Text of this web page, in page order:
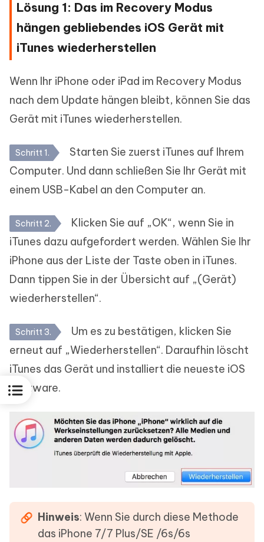
Lösung 1: Das im Recovery Modus
hängen gebliebendes iOS Gerät mit
iTunes wiederherstellen
Wenn Ihr iPhone oder iPad im Recovery Modus
nach dem Update hängen bleibt, können Sie das
Gerät mit iTunes wiederherstellen.
Schritt 1.
Starten Sie zuerst iTunes auf Ihrem
Computer. Und dann schließen Sie Ihr Gerät mit
einem USB-Kabel an den Computer an.
Schritt 2.
Klicken Sie auf „OK“, wenn Sie in
iTunes dazu aufgefordert werden. Wählen Sie Ihr
iPhone aus der Liste der Taste oben in iTunes.
Dann tippen Sie in der Übersicht auf „(Gerät)
wiederherstellen“.
Schritt 3.
Um es zu bestätigen, klicken Sie
erneut auf „Wiederherstellen“. Daraufhin löscht
iTunes das Gerät und installiert die neueste iOS
Software.
Hinweis: Wenn Sie durch diese Methode
das iPhone 7/7 Plus/SE /6s/6s